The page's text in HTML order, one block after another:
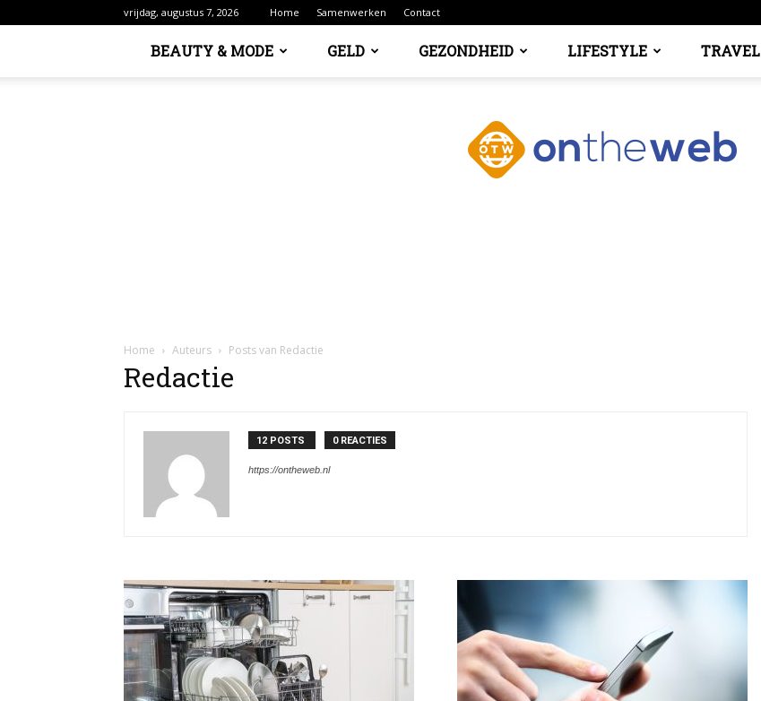
vrijdag, augustus 7, 2026 Home Samenwerken Contact
BEAUTY & MODE GELD GEZONDHEID LIFESTYLE TRAVEL
Home Auteurs Posts van Redactie
Redactie
12 POSTS 0 REACTIES
https://ontheweb.nl